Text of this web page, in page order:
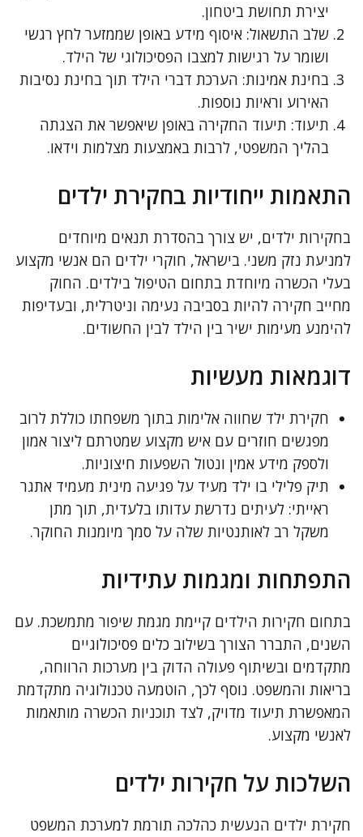
יצירת תחושת ביטחון.
שלב התשאול: איסוף מידע באופן שממזער לחץ רגשי
ושומר על רגישות למצבו הפסיכולוגי של הילד.
בחינת אמינות: הערכת דברי הילד תוך בחינת נסיבות
האירוע וראיות נוספות.
תיעוד: תיעוד החקירה באופן שיאפשר את הצגתה
בהליך המשפטי, לרבות באמצעות מצלמות וידאו.
התאמות ייחודיות בחקירת ילדים
בחקירות ילדים, יש צורך בהסדרת תנאים מיוחדים
למניעת נזק משני. בישראל, חוקרי ילדים הם אנשי מקצוע
בעלי הכשרה מיוחדת בתחום הטיפול בילדים. החוק
מחייב חקירה להיות בסביבה נעימה וניטרלית, ובעדיפות
להימנע מעימות ישיר בין הילד לבין החשודים.
דוגמאות מעשיות
חקירת ילד שחווה אלימות בתוך משפחתו כוללת לרוב
מפגשים חוזרים עם איש מקצוע שמטרתם ליצור אמון
ולספק מידע אמין ונטול השפעות חיצוניות.
תיק פלילי בו ילד מעיד על פגיעה מינית מעמיד אתגר
ראייתי: לעיתים נדרשת עדותו בלעדית, תוך מתן
משקל רב לאותנטיות שלה על סמך מיומנות החוקר.
התפתחות ומגמות עתידיות
בתחום חקירות הילדים קיימת מגמת שיפור מתמשכת. עם
השנים, התברר הצורך בשילוב כלים פסיכולוגיים
מתקדמים ובשיתוף פעולה הדוק בין מערכות הרווחה,
בריאות והמשפט. נוסף לכך, הוטמעה טכנולוגיה מתקדמת
המאפשרת תיעוד מדויק, לצד תוכניות הכשרה מותאמות
לאנשי מקצוע.
השלכות על חקירות ילדים
חקירת ילדים הנעשית כהלכה תורמת למערכת המשפט